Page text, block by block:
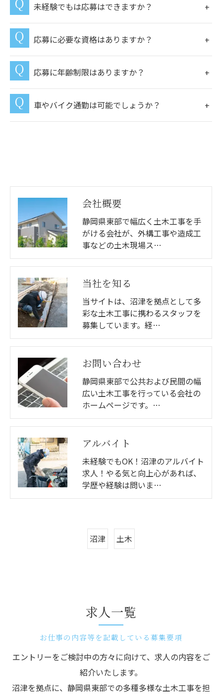
未経験でもは応募はできますか？
応募に必要な資格はありますか？
応募に年齢制限はありますか？
車やバイク通勤は可能でしょうか？
会社概要
静岡県東部で幅広く土木工事を手
がける会社が、外構工事や造成工
事などの土木現場ス…
当社を知る
当サイトは、沼津を拠点として多
彩な土木工事に携わるスタッフを
募集しています。経…
お問い合わせ
静岡県東部で公共および民間の幅
広い土木工事を行っている会社の
ホームページです。…
アルバイト
未経験でもOK！沼津のアルバイト
求人！やる気と向上心があれば、
学歴や経験は問いま…
沼津 土木
求人一覧
お仕事の内容等を記載している募集要項
エントリーをご検討中の方々に向けて、求人の内容をご
紹介いたします。
沼津を拠点に、静岡県東部での多種多様な土木工事を担